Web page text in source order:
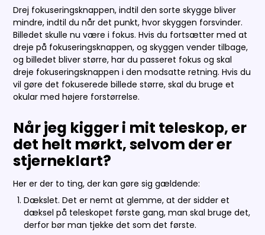
Drej fokuseringsknappen, indtil den sorte skygge bliver
mindre, indtil du når det punkt, hvor skyggen forsvinder.
Billedet skulle nu være i fokus. Hvis du fortsætter med at
dreje på fokuseringsknappen, og skyggen vender tilbage,
og billedet bliver større, har du passeret fokus og skal
dreje fokuseringsknappen i den modsatte retning. Hvis du
vil gøre det fokuserede billede større, skal du bruge et
okular med højere forstørrelse.
Når jeg kigger i mit teleskop, er
det helt mørkt, selvom der er
stjerneklart?
Her er der to ting, der kan gøre sig gældende:
Dækslet. Det er nemt at glemme, at der sidder et
dæksel på teleskopet første gang, man skal bruge det,
derfor bør man tjekke det som det første.